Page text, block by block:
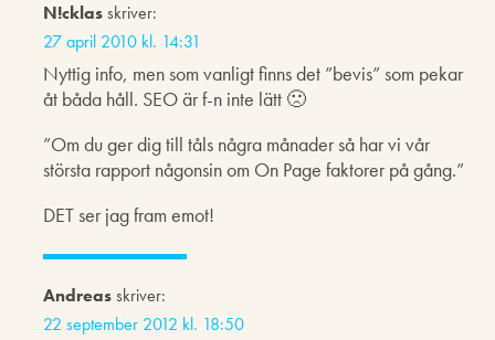
N!cklasskriver:
27 april 2010 kl. 14:31
Nyttig info, men som vanligt finns det ”bevis” som pekar
åt båda håll. SEO är f-n inte lätt 🙁
”Om du ger dig till tåls några månader så har vi vår
största rapport någonsin om On Page faktorer på gång.”
DET ser jag fram emot!
Andreasskriver:
22 september 2012 kl. 18:50